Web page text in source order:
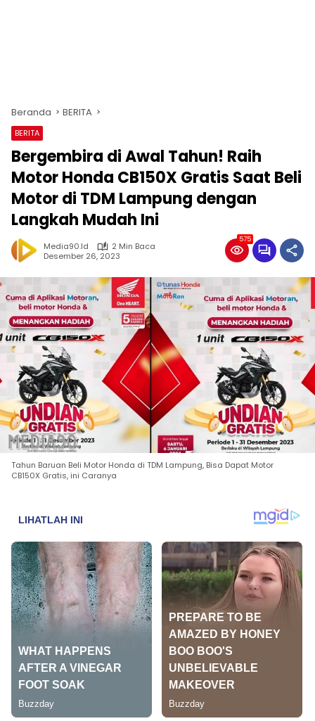
Beranda BERITA
BERITA
Bergembira di Awal Tahun! Raih
Motor Honda CB150X Gratis Saat Beli
Motor di TDM Lampung dengan
Langkah Mudah Ini
Media90.id
2 Min Baca
Desember 26, 2023
575
Tahun Baruan Beli Motor Honda di TDM Lampung, Bisa Dapat Motor
CB150X Gratis, ini Caranya